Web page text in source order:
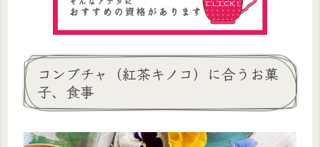
コンブチャ（紅茶キノコ）に合うお菓
子、食事